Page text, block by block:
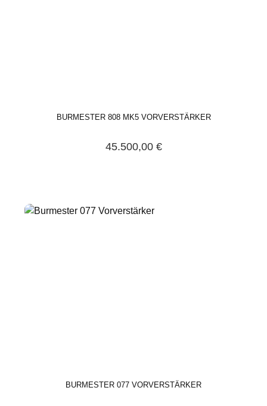
BURMESTER 808 MK5 VORVERSTÄRKER
45.500,00 €
BURMESTER 077 VORVERSTÄRKER